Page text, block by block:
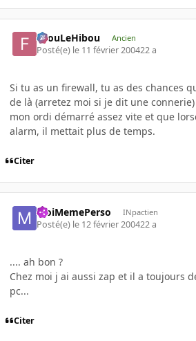
FilouLeHibou Ancien
Posté(e) le 11 février 200422 a
Si tu as un firewall, tu as des chances
de là (arretez moi si je dit une
mon ordi démarré assez vite et que
alarm, il mettait plus de temps.
Citer
MoiMemePerso INpactien
Posté(e) le 12 février 200422 a
.... ah bon ?
Chez moi j ai aussi zap et il a toujours
pc...
Citer